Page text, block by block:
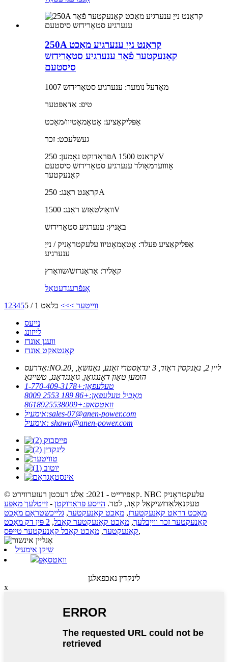
250A קראַנט נייַ ענערגיע מאַכט
קאַנעקטער פֿאַר ענערגיע סטאָרידזש
סיסטעם
מאָדעל נומער: ענערגיע סטאָרידזש 1007
טיפ: אַדאַפּטער
אַפּליקאַציע: אָטאָמאָטיוו/מאַכט
געשלעכט: זכר
פּראָדוקט נאָמען: 250A קראַנט 1500V
אָוווערמאָולד ענערגיע סטאָרידזש סיסטעם
קאַנעקטער
קראַנט ראַנג: 250A
וואָולטאַזש ראַנג: 1500V
באַניץ: ענערגיע סטאָרידזש
אַפּליקאַציע פעלד: אָטאָמאָטיוו עלעקטראָניק / נייַ
ענערגיע
קאָליר: אָראַנדזש/שוואַרץ
אָנפֿרעגדעטאַל
1 2345 ווייטער >>> בלאַט 1 / 5
נייעס
לייזונג
וועגן אונדז
קאָנטאַקט אונדז
אַדרעס:NO.20, ליין 2, נאַנקסין ראָוד, 3 ינדאַסטרי זאָנע, נאַנזשאַ,
הומען טאַון דאָנגגואַן, גואַנגדאָנג, טשיינאַ
טעלעפאָן:+1-770-409-3178
מאָביל טעלעפאָן:+86 189 2553 8009
וואַטסאַפּ:+8618925538009
אימעיל:sales-07@anen-power.com
אימעיל: shawn@anen-power.com
© קאַפּירייט - 2021: אַלע רעכטן רעזערווירט. NBC עלעקטראָניק
טעקנאַלאַדזשיקאַל קאָו., לטד. הייסע פּראָדוקטן - זייטלעך מאַפּע
מאַכט דראָט קאַנעקטערז, מאַכט קאַנעקטער, גלייכשטראָם מאַכט
קאַנעקטער זכר ווייַבלעך, מאַכט קאַנעקטער קאַבל,
2 פּין דק מאַכט
קאַנעקטער, מאַכט קאַבל קאַנעקטער טייפּס ,
שיקן אימעיל
וואַטסאַפּ
לינקדין נאכפאלגן
x